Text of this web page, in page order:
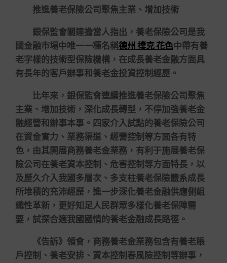
推進養老保險公司聚焦主業、增加技術
銀保監會關連擔當人指出，養老保險公司是我
國金融市場中唯一一種名稱德州 撲克 花色中帶有養
老字樣的技術型保險機構，在成長養老金融方面具
有長年的客戶辦事和養老金投資控制經歷。
比年來，銀保監會連續推進養老保險公司聚焦
主業、增加技術，深化成長轉型，不停加強養老金
融經營和辦事本事。四家介入試點的養老保險公司
在資金實力、業務渠道、經營控制等方面各有特
色，由其開展商務養老金業務，有利于施展養老保
險公司在養老資本控制、危害控制等方面特長，以
及歷久介入我國多層次、多支柱養老保險體系成長
所堆積的充沛經歷，進一步深化養老金融供應側組
織性革新，更好知足人民群眾多樣化養老保障需
要，試探合適我國國情的養老金融成長路徑。
《告訴》領會，商務養老金業務包含有養老賬
戶控制、養老安排、資本控制春風險控制等辦事，